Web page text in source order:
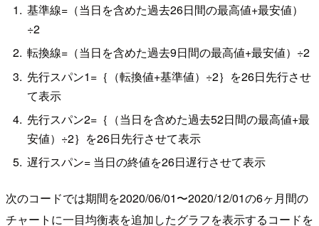
基準線=（当日を含めた過去26日間の最高値+最安値）
÷2
転換線=（当日を含めた過去9日間の最高値+最安値）÷2
先行スパン1=｛（転換値+基準値）÷2｝を26日先行させ
て表示
先行スパン2=｛（当日を含めた過去52日間の最高値+最
安値）÷2｝を26日先行させて表示
遅行スパン= 当日の終値を26日遅行させて表示
次のコードでは期間を2020/06/01〜2020/12/01の6ヶ月間の
チャートに一目均衡表を追加したグラフを表示するコードを